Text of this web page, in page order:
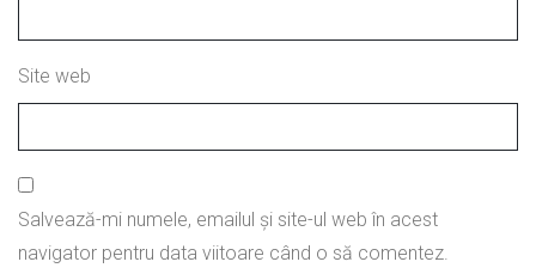
Site web
Salvează-mi numele, emailul și site-ul web în acest
navigator pentru data viitoare când o să comentez.